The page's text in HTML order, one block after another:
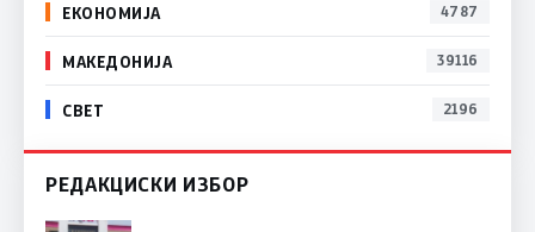
ЕКОНОМИЈА 4787
МАКЕДОНИЈА 39116
СВЕТ 2196
РЕДАКЦИСКИ ИЗБОР